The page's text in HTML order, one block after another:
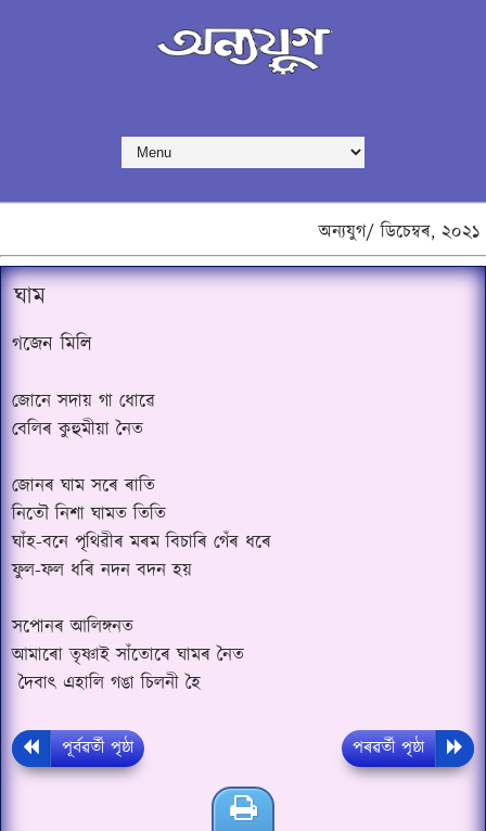
অন্যযুগ/ ডিচেম্বৰ, ২০২১
ঘাম
গজেন মিলি
জোনে সদায় গা ধোৱে
বেলিৰ কুহুমীয়া নৈত
জোনৰ ঘাম সৰে ৰাতি
নিতৌ নিশা ঘামত তিতি
ঘাঁহ-বনে পৃথিৱীৰ মৰম বিচাৰি গেঁৰ ধৰে
ফুল-ফল ধৰি নদন বদন হয়
সপোনৰ আলিঙ্গনত
আমাৰো তৃষ্ণাই সাঁতোৰে ঘামৰ নৈত
দৈবাৎ এহালি গঙা চিলনী হৈ
পূৰ্বৱৰ্তী পৃষ্ঠা পৰৱৰ্তী পৃষ্ঠা